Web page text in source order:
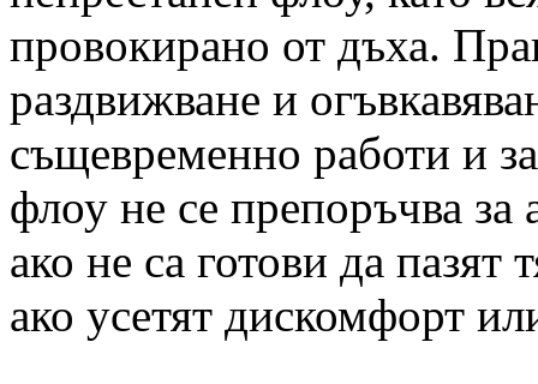
провокирано от дъха.
раздвижване и
същевременно работи и
флоу не се препоръчва
ако не са готови да пазят
ако усетят дискомфорт